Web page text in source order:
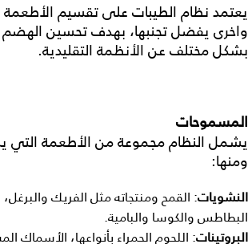
يعتمد نظام الطيبات على تقسيم
واخرى يفضل تجنبها، بهدف تحسين الهضم
بشكل مختلف عن الأنظمة التقليدية.
المسموحات
يشمل النظام مجموعة من الأطعمة التي
ومنها:
النشويات: القمح ومنتجاته مثل الفريك
البطاطس والكوسا والبامية.
البروتينات: اللحوم الحمراء بأنواعها، الأسماك